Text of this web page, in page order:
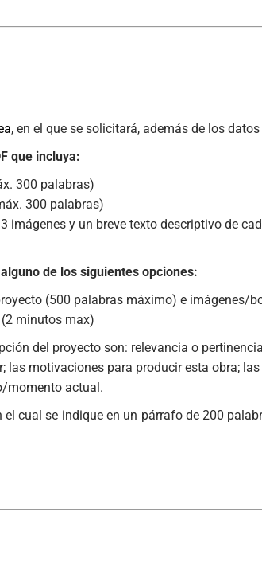
, en el que se solicitará, además de los
que incluya:
300 palabras)
300 palabras)
y un breve texto descriptivo de
de los siguientes opciones:
(500 palabras máximo) e imágenes/
minutos max)
del proyecto son: relevancia o
motivaciones para producir esta obra;
momento actual.
el cual se indique en un párrafo de 200